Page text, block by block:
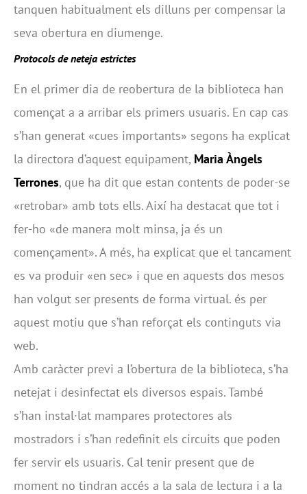
tanquen habitualment els dilluns per compensar la
seva obertura en diumenge.
Protocols de neteja estrictes
En el primer dia de reobertura de la biblioteca han
començat a a arribar els primers usuaris. En cap cas
s’han generat «cues importants» segons ha explicat
la directora d’aquest equipament, Maria Àngels
Terrones, que ha dit que estan contents de poder-se
«retrobar» amb tots ells. Així ha destacat que tot i
fer-ho «de manera molt minsa, ja és un
començament». A més, ha explicat que el tancament
es va produir «en sec» i que en aquests dos mesos
han volgut ser presents de forma virtual. és per
aquest motiu que s’han reforçat els continguts via
web.
Amb caràcter previ a l’obertura de la biblioteca, s’ha
netejat i desinfectat els diversos espais. També
s’han instal·lat mampares protectores als
mostradors i s’han redefinit els circuits que poden
fer servir els usuaris. Cal tenir present que de
moment no tindran accés a la sala de lectura i a la